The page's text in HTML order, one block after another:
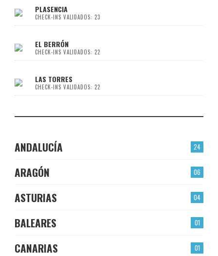
PLASENCIA
CHECK-INS VALIDADOS: 23
EL BERRÓN
CHECK-INS VALIDADOS: 22
LAS TORRES
CHECK-INS VALIDADOS: 22
24
ANDALUCÍA
06
ARAGÓN
04
ASTURIAS
01
BALEARES
01
CANARIAS